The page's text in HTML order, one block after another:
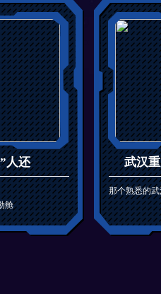
人还
舱
武汉
那个熟悉的